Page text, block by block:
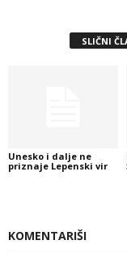
SLIČNI
Unesko i dalje ne
priznaje Lepenski vir
KOMENTARIŠI